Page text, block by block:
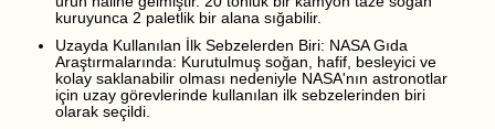
kuruyunca 2 paletlik bir alana sığabilir.
Uzayda Kullanılan İlk Sebzelerden Biri: NASA Gıda
Araştırmalarında: Kurutulmuş soğan, hafif, besleyici ve
kolay saklanabilir olması nedeniyle NASA'nın astronotlar
için uzay görevlerinde kullanılan ilk sebzelerinden biri
olarak seçildi.